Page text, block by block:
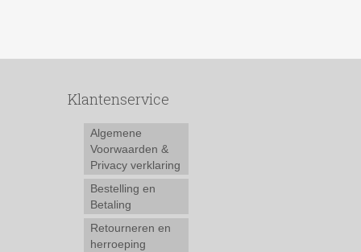
Klantenservice
Algemene
Voorwaarden &
Privacy verklaring
Bestelling en
Betaling
Retourneren en
herroeping